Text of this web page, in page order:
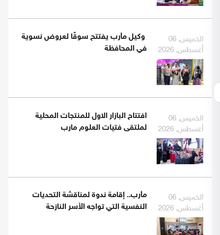
الخميس, 06
أغسطس, 2026
وكيل مأرب يفتتح سوقًا لعروض نسوية
في المحافظة
الخميس, 06
أغسطس, 2026
افتتاح البازار الاول للمنتجات المحلية
لملتقى فتيات العلوم مارب
الخميس, 06
أغسطس, 2026
مأرب.. إقامة ندوة لمناقشة التحديات
النفسية التي تواجه الأسر النازحة